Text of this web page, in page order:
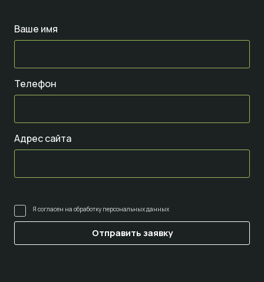
Ваше имя
Телефон
Адрес сайта
Я согласен на обработку персональных данных